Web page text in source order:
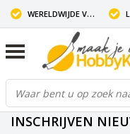
WERELDWIJDE VERZENDING
INSCHRIJVEN